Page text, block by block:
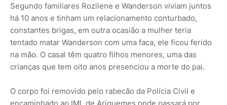
Segundo familiares Rozilene e Wanderson viviam juntos
há 10 anos e tinham um relacionamento conturbado,
constantes brigas, em outra ocasião a mulher teria
tentado matar Wanderson com uma faca, ele ficou ferido
na mão. O casal têm quatro filhos menores, uma das
crianças que tem oito anos presenciou a morte do pai.
O corpo foi removido pelo rabecão da Polícia Civil e
encaminhado ao IML de Ariquemes onde passará por